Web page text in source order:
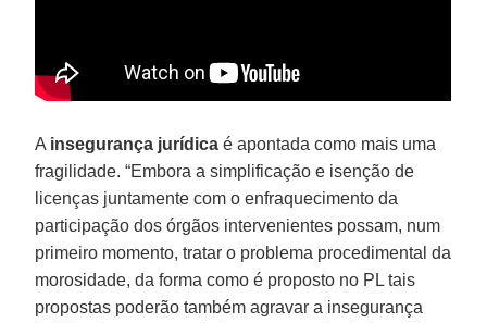
A insegurança jurídica é apontada como mais uma
fragilidade. “Embora a simplificação e isenção de
licenças juntamente com o enfraquecimento da
participação dos órgãos intervenientes possam, num
primeiro momento, tratar o problema procedimental da
morosidade, da forma como é proposto no PL tais
propostas poderão também agravar a insegurança